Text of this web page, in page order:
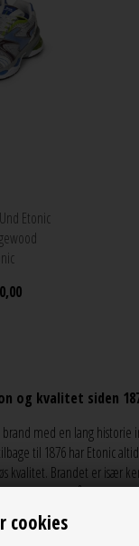
cookies
Etonic
og kvalitet siden
med en lang historie
til 1876 har Etonic
kvalitet. Brandet er især
fodtøj, som både
Anthon.dk er vi stolte af at
produkter, der